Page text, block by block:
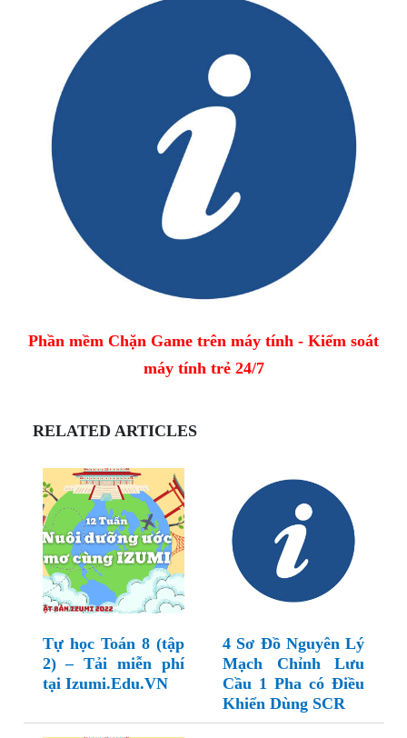
Phần mềm Chặn Game trên máy tính - Kiểm soát
máy tính trẻ 24/7
RELATED ARTICLES
Tự học Toán 8 (tập
2) – Tải miễn phí
tại Izumi.Edu.VN
4 Sơ Đồ Nguyên Lý
Mạch Chỉnh Lưu
Cầu 1 Pha có Điều
Khiển Dùng SCR